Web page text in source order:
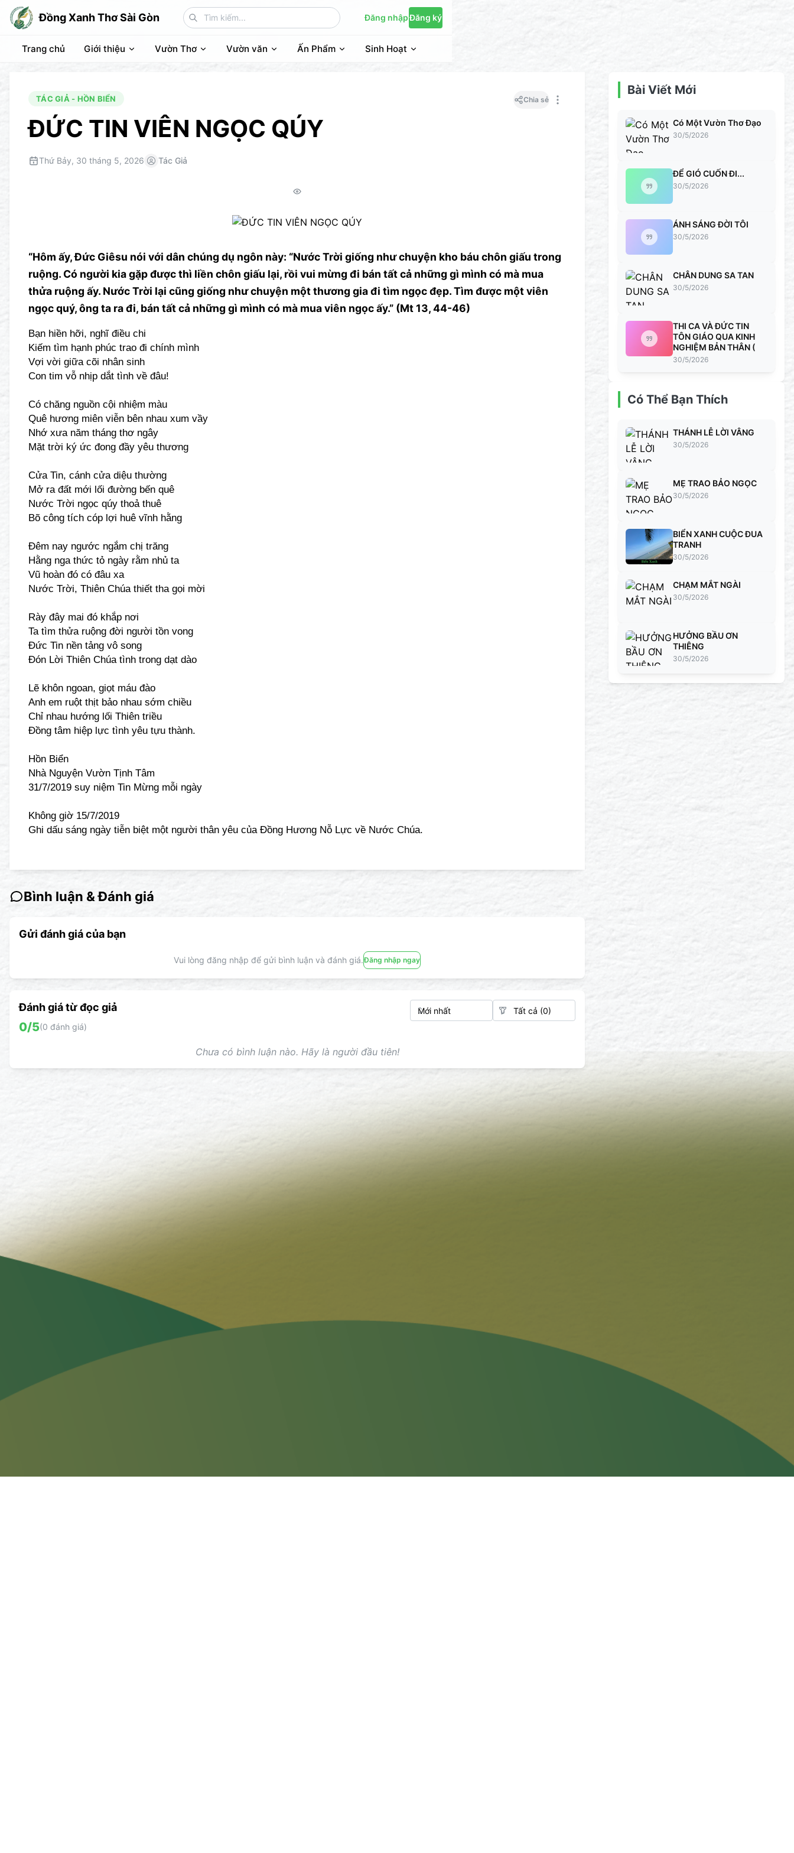
Đồng Xanh Thơ Sài Gòn Đăng nhậpĐăng ký
Trang chủ Giới thiệu Vườn Thơ Vườn văn Ấn Phẩm Sinh Hoạt
TÁC GIẢ - HỒN BIỂN
ĐỨC TIN VIÊN NGỌC QÚY
Chia sẻ
Thứ Bảy, 30 tháng 5, 2026 Tác Giả
“Hôm ấy, Ðức Giêsu nói với dân chúng dụ ngôn này: “Nước Trời giống như chuyện kho báu chôn giấu trong
ruộng. Có người kia gặp được thì liền chôn giấu lại, rồi vui mừng đi bán tất cả những gì mình có mà mua
thửa ruộng ấy. Nước Trời lại cũng giống như chuyện một thương gia đi tìm ngọc đẹp. Tìm được một viên
ngọc quý, ông ta ra đi, bán tất cả những gì mình có mà mua viên ngọc ấy.” (Mt 13, 44-46)
Bạn hiền hỡi, nghĩ điều chi
Kiếm tìm hạnh phúc trao đi chính mình
Vợi vời giữa cõi nhân sinh
Con tim vỗ nhịp dắt tình về đâu!
Có chăng nguồn cội nhiệm màu
Quê hương miên viễn bên nhau xum vầy
Nhớ xưa năm tháng thơ ngây
Mặt trời ký ức đong đầy yêu thương
Cửa Tin, cánh cửa diệu thường
Mở ra đất mới lối đường bến quê
Nước Trời ngọc qúy thoả thuê
Bõ công tích cóp lợi huê vĩnh hằng
Đêm nay ngước ngắm chị trăng
Hằng nga thức tỏ ngày rằm nhủ ta
Vũ hoàn đó có đâu xa
Nước Trời, Thiên Chúa thiết tha gọi mời
Rày đây mai đó khắp nơi
Ta tìm thửa ruộng đời người tồn vong
Đức Tin nền tảng vô song
Đón Lời Thiên Chúa tình trong dạt dào
Lẽ khôn ngoan, giọt máu đào
Anh em ruột thịt bảo nhau sớm chiều
Chỉ nhau hướng lối Thiên triều
Đồng tâm hiệp lực tình yêu tựu thành.
Hồn Biển
Nhà Nguyện Vườn Tịnh Tâm
31/7/2019 suy niệm Tin Mừng mỗi ngày
Không giờ 15/7/2019
Ghi dấu sáng ngày tiễn biệt một người thân yêu của Đồng Hương Nỗ Lực về Nước Chúa.
Bình luận & Đánh giá
Gửi đánh giá của bạn
Vui lòng đăng nhập để gửi bình luận và đánh giá.Đăng nhập ngay
Đánh giá từ đọc giả
0/5(0 đánh giá)
Chưa có bình luận nào. Hãy là người đầu tiên!
Bài Viết Mới
Có Một Vườn Thơ Đạo
30/5/2026
ĐỂ GIÓ CUỐN ĐI...
30/5/2026
ÁNH SÁNG ĐỜI TÔI
30/5/2026
CHÂN DUNG SA TAN
30/5/2026
THI CA VÀ ĐỨC TIN
TÔN GIÁO QUA KINH
NGHIỆM BẢN THÂN (
30/5/2026
Có Thể Bạn Thích
THÁNH LỄ LỜI VÂNG
30/5/2026
MẸ TRAO BẢO NGỌC
30/5/2026
BIỂN XANH CUỘC ĐUA
TRANH
30/5/2026
CHẠM MẮT NGÀI
30/5/2026
HƯỞNG BẦU ƠN
THIÊNG
30/5/2026